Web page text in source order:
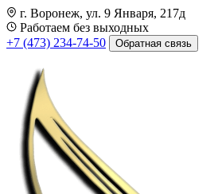
г. Воронеж, ул. 9 Января, 217д
Работаем без выходных
+7 (473) 234-74-50
Обратная связь